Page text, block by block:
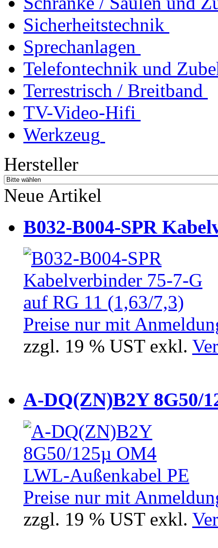
Sicherheitstechnik
Sprechanlagen
Telefontechnik und
Terrestrisch / Breitband
TV-Video-Hifi
Werkzeug
Hersteller
Neue Artikel
B032-B004-SPR
Preise nur mit
zzgl. 19 % UST exkl.
A-DQ(ZN)B2Y 8G50/
Preise nur mit
zzgl. 19 % UST exkl.